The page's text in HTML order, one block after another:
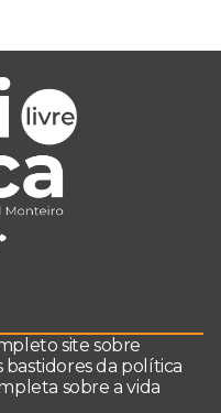
site sobre
bastidores da política
sobre a vida